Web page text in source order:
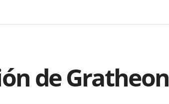
de Gratheon